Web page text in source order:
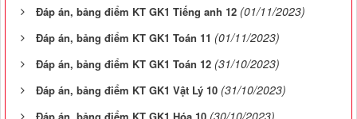
Đáp án, bảng điểm KT GK1 Tiếng anh 12 (01/11/2023)
Đáp án, bảng điểm KT GK1 Toán 11 (01/11/2023)
Đáp án, bảng điểm KT GK1 Toán 12 (31/10/2023)
Đáp án, bảng điểm KT GK1 Vật Lý 10 (31/10/2023)
Đáp án, bảng điểm KT GK1 Hóa 10 (30/10/2023)